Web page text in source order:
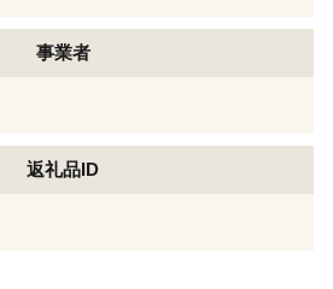
事業者
返礼品ID